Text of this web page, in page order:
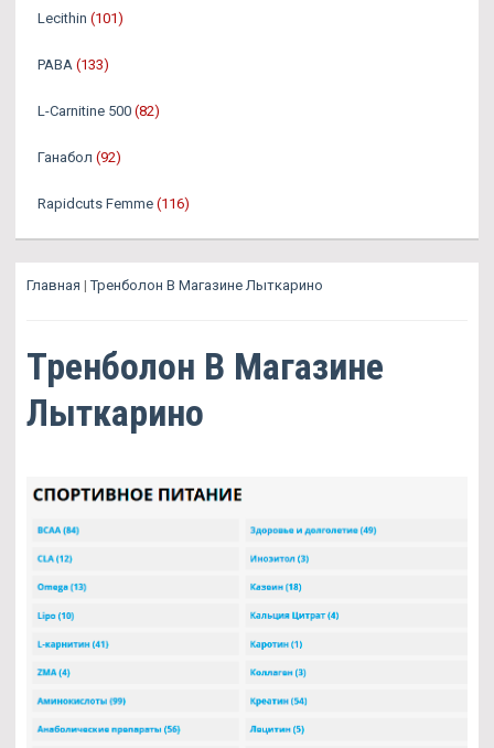
Lecithin (101)
PABA (133)
L-Carnitine 500 (82)
Ганабол (92)
Rapidcuts Femme (116)
Главная |Тренболон В Магазине Лыткарино
Тренболон В Магазине
Лыткарино